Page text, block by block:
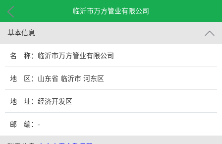
临沂市万方管业有限公司
基本信息
名 称：临沂市万方管业有限公司
地 区：山东省 临沂市 河东区
地 址：经济开发区
邮 编：-